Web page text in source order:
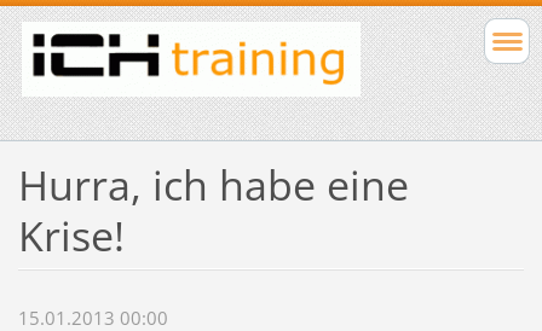
Hurra, ich habe eine
Krise!
15.01.2013 00:00